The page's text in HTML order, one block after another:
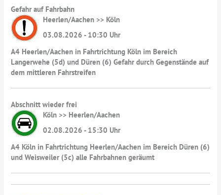
Gefahr auf Fahrbahn
Heerlen/Aachen >> Köln
03.08.2026 - 10:30 Uhr
A4 Heerlen/Aachen in Fahrtrichtung Köln im Bereich
Langerwehe (5d) und Düren (6) Gefahr durch Gegenstände auf
dem mittleren Fahrstreifen
Abschnitt wieder frei
Köln >> Heerlen/Aachen
02.08.2026 - 15:30 Uhr
A4 Köln in Fahrtrichtung Heerlen/Aachen im Bereich Düren (6)
und Weisweiler (5c) alle Fahrbahnen geräumt